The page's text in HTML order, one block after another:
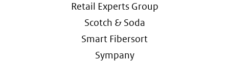
Retail Experts Group
Scotch & Soda
Smart Fibersort
Sympany